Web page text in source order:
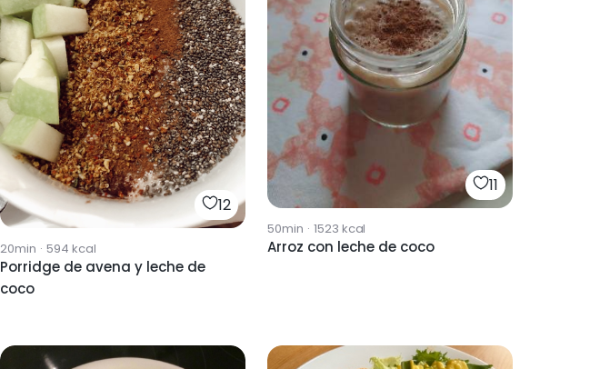
12
20min · 594 kcal
Porridge de avena y leche de
coco
11
50min · 1523 kcal
Arroz con leche de coco